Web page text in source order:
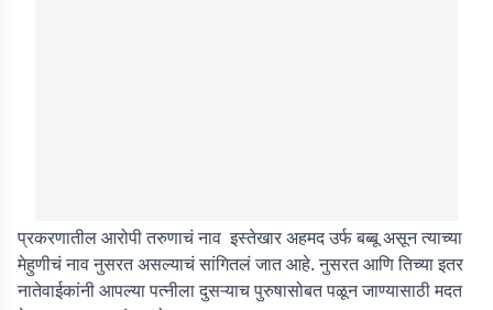
प्रकरणातील आरोपी तरुणाचं नाव इस्तेखार अहमद उर्फ बब्बू असून त्याच्या
मेहुणीचं नाव नुसरत असल्याचं सांगितलं जात आहे. नुसरत आणि तिच्या इतर
नातेवाईकांनी आपल्या पत्नीला दुसऱ्याच पुरुषासोबत पळून जाण्यासाठी मदत